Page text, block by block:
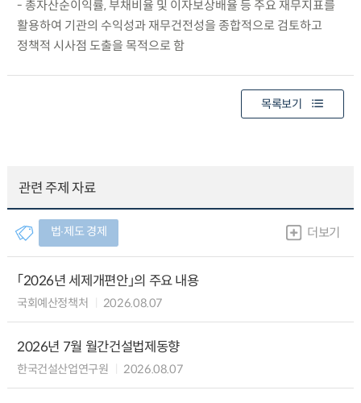
- 총자산순이익률, 부채비율 및 이자보상배율 등 주요 재무지표를
활용하여 기관의 수익성과 재무건전성을 종합적으로 검토하고
정책적 시사점 도출을 목적으로 함
목록보기
관련 주제 자료
법∙제도 경제 더보기
「2026년 세제개편안」의 주요 내용
국회예산정책처 2026.08.07
2026년 7월 월간건설법제동향
한국건설산업연구원 2026.08.07